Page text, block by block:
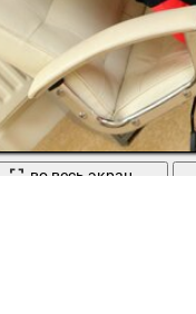
во весь экран